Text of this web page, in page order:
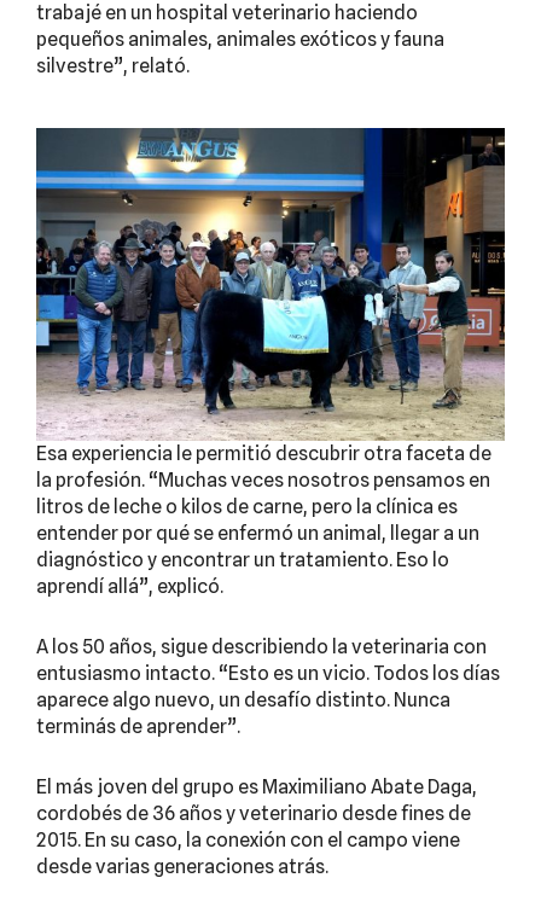
trabajé en un hospital veterinario haciendo
pequeños animales, animales exóticos y fauna
silvestre”, relató.
Esa experiencia le permitió descubrir otra faceta de
la profesión. “Muchas veces nosotros pensamos en
litros de leche o kilos de carne, pero la clínica es
entender por qué se enfermó un animal, llegar a un
diagnóstico y encontrar un tratamiento. Eso lo
aprendí allá”, explicó.
A los 50 años, sigue describiendo la veterinaria con
entusiasmo intacto. “Esto es un vicio. Todos los días
aparece algo nuevo, un desafío distinto. Nunca
terminás de aprender”.
El más joven del grupo es Maximiliano Abate Daga,
cordobés de 36 años y veterinario desde fines de
2015. En su caso, la conexión con el campo viene
desde varias generaciones atrás.